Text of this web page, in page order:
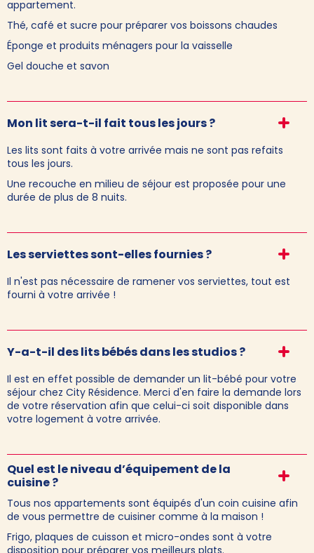
appartement.
Thé, café et sucre pour préparer vos boissons chaudes
Éponge et produits ménagers pour la vaisselle
Gel douche et savon
Mon lit sera-t-il fait tous les jours ?
Les lits sont faits à votre arrivée mais ne sont pas refaits
tous les jours.
Une recouche en milieu de séjour est proposée pour une
durée de plus de 8 nuits.
Les serviettes sont-elles fournies ?
Il n'est pas nécessaire de ramener vos serviettes, tout est
fourni à votre arrivée !
Y-a-t-il des lits bébés dans les studios ?
Il est en effet possible de demander un lit-bébé pour votre
séjour chez City Résidence. Merci d'en faire la demande lors
de votre réservation afin que celui-ci soit disponible dans
votre logement à votre arrivée.
Quel est le niveau d’équipement de la
cuisine ?
Tous nos appartements sont équipés d'un coin cuisine afin
de vous permettre de cuisiner comme à la maison !
Frigo, plaques de cuisson et micro-ondes sont à votre